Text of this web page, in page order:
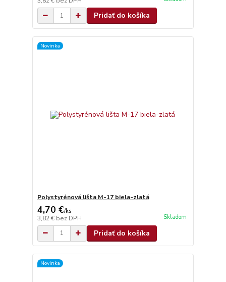
Pridať do košíka
Novinka
Polystyrénová lišta M-17 biela-zlatá
4,70 €/ks
3,82 € bez DPH Skladom
Pridať do košíka
Novinka